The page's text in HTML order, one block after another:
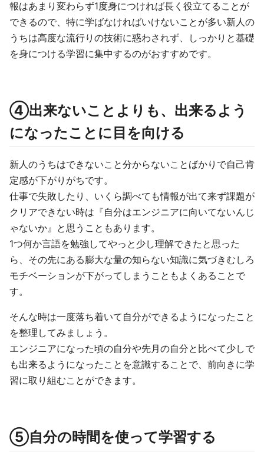
報はあまり変わらず1度身につければ長く役立てることが
できるので、特に学ばなければいけないことが多い新人の
うちは高度な流行りの技術に惑わされず、しっかりと基礎
を身につける学習に集中するのがおすすめです。
④出来ないことよりも、出来るよう
になったことに目を向ける
新人のうちはできないこと分からないことばかりで自己肯
定感が下がりがちです。
仕事で失敗したり、いくら調べても情報が出て来ず課題が
クリアできない時は『自分はエンジニアに向いてないんじ
ゃないか』と思うこともあります。
1つ何か言語を勉強してやっと少し理解できたと思った
ら、その先にある膨大な量の知らない知識に気づきむしろ
モチベーションが下がってしまうこともよくあることで
す。
そんな時は一度落ち着いて自分ができるようになったこと
を整理してみましょう。
エンジニアになった頃の自分や先月の自分と比べて少しで
も出来るようになったことを意識することで、前向きに学
習に取り組むことができます。
⑤自分の時間を使って学習する